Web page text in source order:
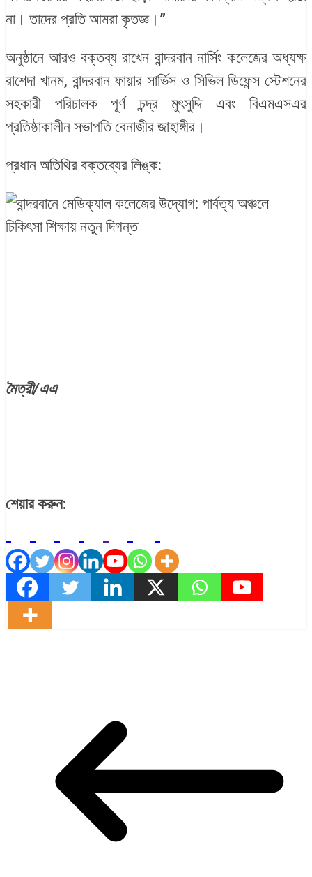
না। তাদের প্রতি আমরা কৃতজ্ঞ।”
অনুষ্ঠানে আরও বক্তব্য রাখেন বান্দরবান নার্সিং কলেজের অধ্যক্ষ
রাশেদা খানম, বান্দরবান ফায়ার সার্ভিস ও সিভিল ডিফেন্স স্টেশনের
সহকারী পরিচালক পূর্ণ চন্দ্র মুৎসুদ্দি এবং বিএমএসএর
প্রতিষ্ঠাকালীন সভাপতি বেনাজীর জাহাঙ্গীর।
প্রধান অতিথির বক্তব্যের লিঙ্ক:
মৈত্রী/এএ
শেয়ার করুন: